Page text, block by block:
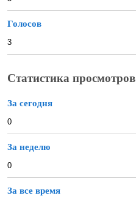
Голосов
3
Статистика просмотров
За сегодня
0
За неделю
0
За все время